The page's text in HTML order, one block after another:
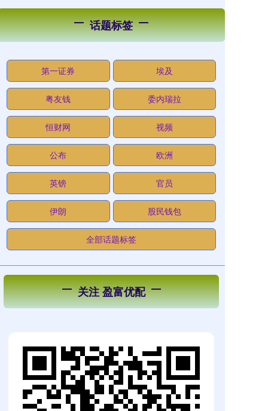
话题标签
第一证券 埃及
粤友钱 委内瑞拉
恒财网 视频
公布 欧洲
英镑 官员
伊朗 股民钱包
全部话题标签
关注 盈富优配